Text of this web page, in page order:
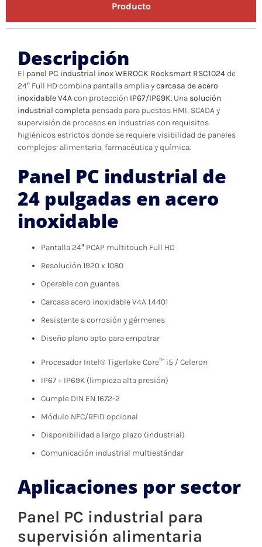
Producto
Descripción
El panel PC industrial inox WEROCK Rocksmart RSC1024 de
24″ Full HD combina pantalla amplia ycarcasa de acero
inoxidable V4Acon protección IP67/IP69K. Una solución
industrial completa pensada para puestos HMI, SCADA y
supervisión de procesos en industrias con requisitos
higiénicos estrictos donde se requiere visibilidad de paneles
complejos: alimentaria, farmacéutica y química.
Panel PC industrial de
24 pulgadas en acero
inoxidable
Pantalla 24″ PCAP multitouch Full HD
Resolución 1920 x 1080
Operable con guantes
Carcasa acero inoxidable V4A 1.4401
Resistente a corrosión y gérmenes
Diseño plano apto para empotrar
Procesador Intel® Tigerlake Core™ i5 / Celeron
IP67 + IP69K (limpieza alta presión)
Cumple DIN EN 1672-2
Módulo NFC/RFID opcional
Disponibilidad a largo plazo (industrial)
Comunicación industrial multiestándar
Aplicaciones por sector
Panel PC industrial para
supervisión alimentaria